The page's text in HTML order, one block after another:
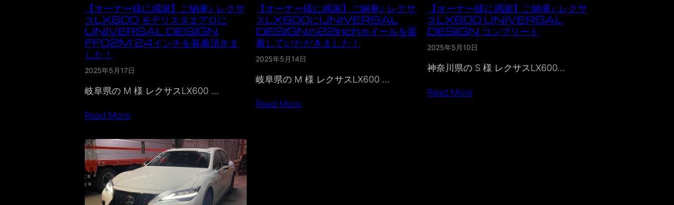
【オーナー様に感謝】ご納車♪ レクサ
スLX600 モデリスタエアロに
UNIVERSAL DESIGN
FF02M 24インチを装着頂きま
した！
2025年5月17日
岐阜県の M 様 レクサスLX600 …
Read More
【オーナー様に感謝】ご納車♪ レクサ
スLX600にUNIVERSAL
DESIGNの22inchホイールを装
着していただきました！
2025年5月14日
岐阜県の M 様 レクサスLX600 …
Read More
【オーナー様に感謝】ご納車♪ レクサ
スLX600 UNIVERSAL
DESIGN コンプリート
2025年5月10日
神奈川県の S 様 レクサスLX600…
Read More